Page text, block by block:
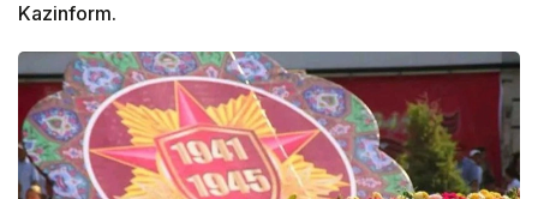
Kazinform.